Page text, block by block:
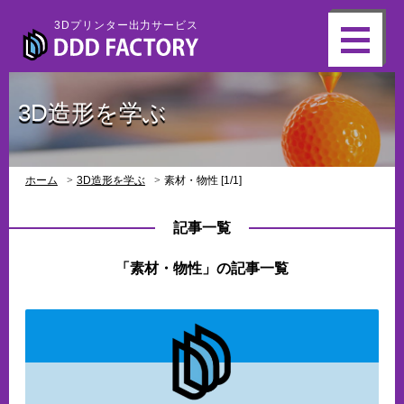
3Dプリンター出力サービス
3D造形を学ぶ
ホーム 3D造形を学ぶ 素材・物性 [1/1]
記事一覧
「素材・物性」の記事一覧